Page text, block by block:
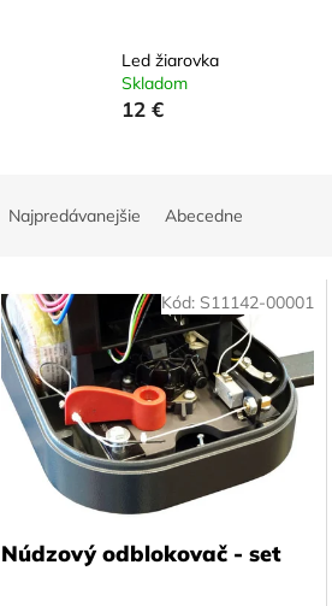
Led žiarovka
Skladom
12 €
Najpredávanejšie Abecedne
Núdzový odblokovač - set
Kód: S11142-00001